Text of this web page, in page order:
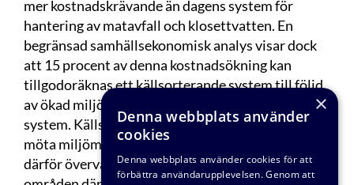
mer kostnadskrävande än dagens system för
hantering av matavfall och klosettvatten. En
begränsad samhällsekonomisk analys visar dock
att 15 procent av denna kostnadsökning kan
tillgodoräknas ett källsorterande system till följd
av ökad miljönytta jämfört med ett konventionellt
system. Källsorterande system har potential att
möta miljömål om näringsåtervinning och kan
därför övervägas i nybyggnadsområden eller
×
Denna webbplats använder
cookies
Denna webbplats använder cookies för att
förbättra användarupplevelsen. Genom att